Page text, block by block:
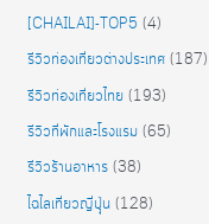
[CHAILAI]-TOP5 (4)
รีวิวท่องเที่ยวต่างประเทศ (187)
รีวิวท่องเที่ยวไทย (193)
รีวิวที่พักและโรงแรม (65)
รีวิวร้านอาหาร (38)
ไฉไลเที่ยวญี่ปุุ่น (128)